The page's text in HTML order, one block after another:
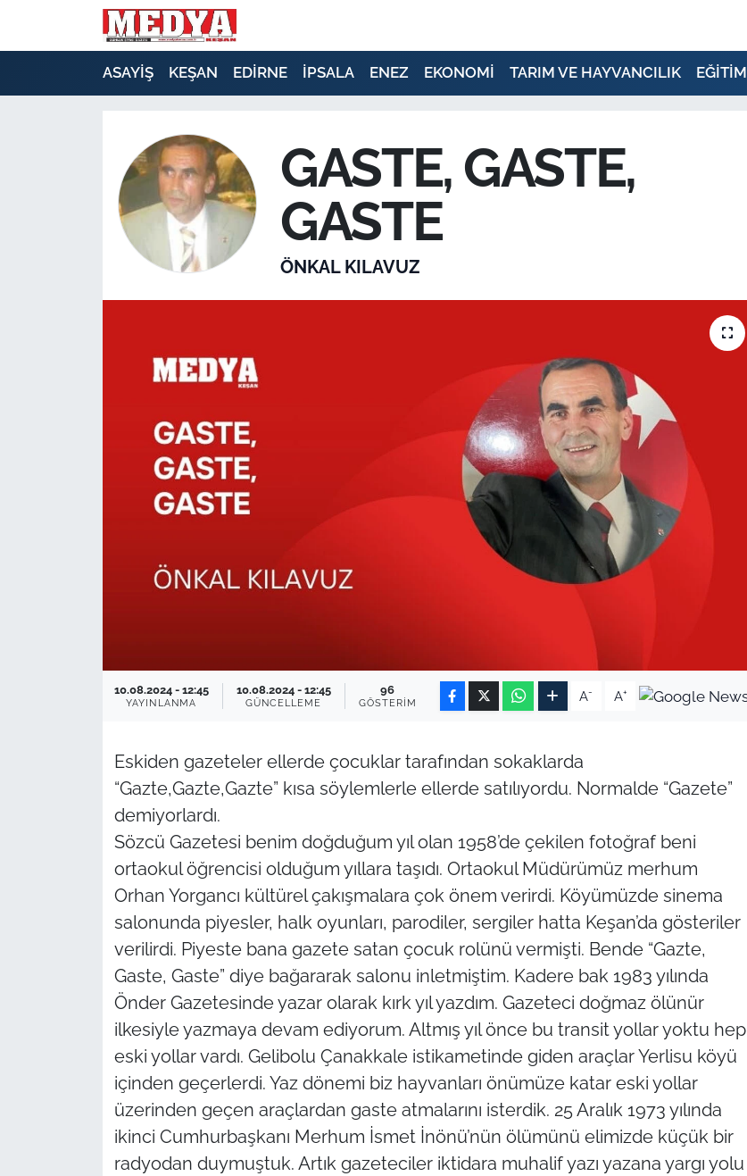
ASAYİŞ KEŞAN EDİRNE İPSALA ENEZ EKONOMİ TARIM VE HAYVANCILIK EĞİTİM
GASTE, GASTE,
GASTE
ÖNKAL KILAVUZ
10.08.2024 - 12:45
YAYINLANMA
10.08.2024 - 12:45
GÜNCELLEME
96
GÖSTERIM A- A+
Eskiden gazeteler ellerde çocuklar tarafından sokaklarda
“Gazte,Gazte,Gazte” kısa söylemlerle ellerde satılıyordu. Normalde “Gazete”
demiyorlardı.
Sözcü Gazetesi benim doğduğum yıl olan 1958’de çekilen fotoğraf beni
ortaokul öğrencisi olduğum yıllara taşıdı. Ortaokul Müdürümüz merhum
Orhan Yorgancı kültürel çakışmalara çok önem verirdi. Köyümüzde sinema
salonunda piyesler, halk oyunları, parodiler, sergiler hatta Keşan’da gösteriler
verilirdi. Piyeste bana gazete satan çocuk rolünü vermişti. Bende “Gazte,
Gaste, Gaste” diye bağararak salonu inletmiştim. Kadere bak 1983 yılında
Önder Gazetesinde yazar olarak kırk yıl yazdım. Gazeteci doğmaz ölünür
ilkesiyle yazmaya devam ediyorum. Altmış yıl önce bu transit yollar yoktu hep
eski yollar vardı. Gelibolu Çanakkale istikametinde giden araçlar Yerlisu köyü
içinden geçerlerdi. Yaz dönemi biz hayvanları önümüze katar eski yollar
üzerinden geçen araçlardan gaste atmalarını isterdik. 25 Aralık 1973 yılında
ikinci Cumhurbaşkanı Merhum İsmet İnönü’nün ölümünü elimizde küçük bir
radyodan duymuştuk. Artık gazeteciler iktidara muhalif yazı yazana yargı yolu
EKONOMİ
TARIM VE HAYVANCILIK
KÜLTÜR SANAT
KIRKLARELİ
ÇANAKKALE
TÜRKİYE
Dış Haberler